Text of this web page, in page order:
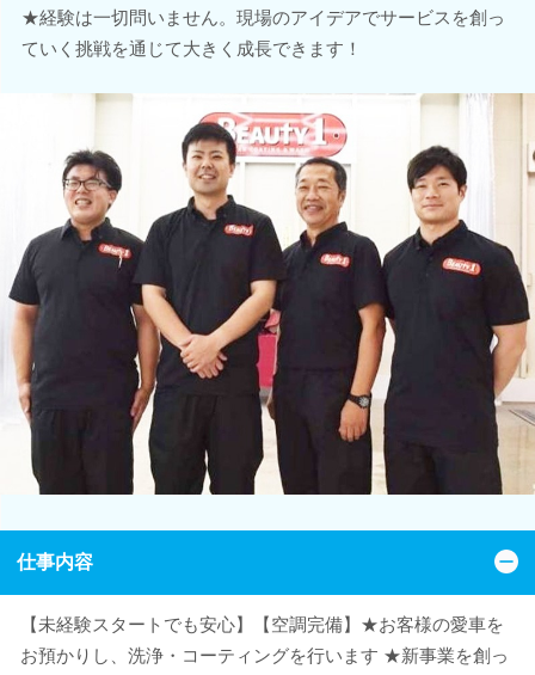
★経験は一切問いません。現場のアイデアでサービスを創っ
ていく挑戦を通じて大きく成長できます！
仕事内容
【未経験スタートでも安心】【空調完備】★お客様の愛車を
お預かりし、洗浄・コーティングを行います ★新事業を創っ